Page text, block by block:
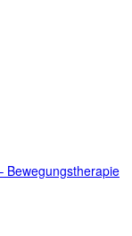
Bewegungstherapie